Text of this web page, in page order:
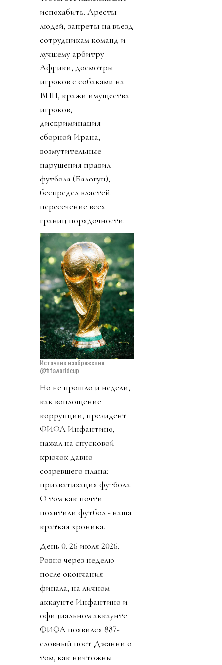
испохабить. Аресты
людей, запреты на въезд
сотрудникам команд и
лучшему арбитру
Африки, досмотры
игроков с собаками на
ВПП, кражи имущества
игроков,
дискриминация
сборной Ирана,
возмутительные
нарушения правил
футбола (Балогун),
беспредел властей,
пересечение всех
границ порядочности.
Источник изображения
@fifaworldcup
Но не прошло и недели,
как воплощение
коррупции, президент
ФИФА Инфантино,
нажал на спусковой
крючок давно
созревшего плана:
прихватизация футбола.
О том как почти
похитили футбол - наша
краткая хроника.
День 0. 26 июля 2026.
Ровно через неделю
после окончания
финала, на личном
аккаунте Инфантино и
официальном аккаунте
ФИФА появился 887-
словный пост Джанни о
том, как ничтожны